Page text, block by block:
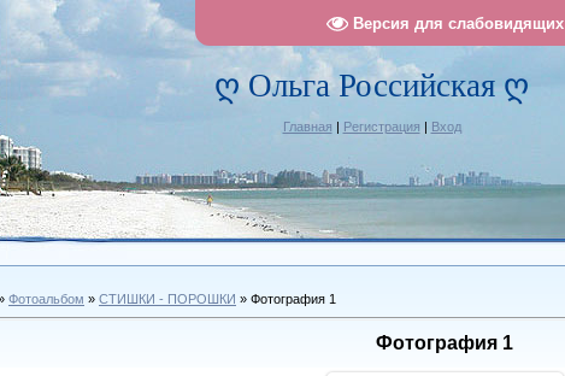
Версия для слабовидящих
ღ Ольга Российская ღ
Главная | Регистрация | Вход
Фотоальбом » СТИШКИ - ПОРОШКИ » Фотография 1
Фотография 1